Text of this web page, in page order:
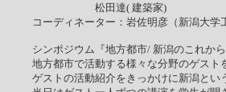
松田達( 建築家)
コーディネーター：岩佐明彦（新潟大学
シンポジウム『地方都市/ 新潟のこれから
地方都市で活動する様々な分野のゲス
ゲストの活動紹介をきっかけに新潟と